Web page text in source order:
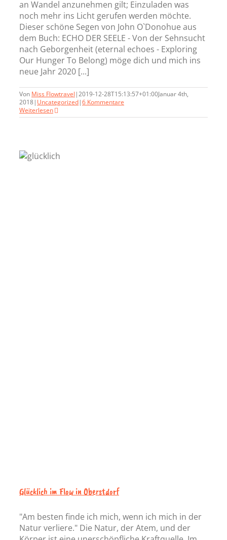
an Wandel anzunehmen gilt; Einzuladen was
noch mehr ins Licht gerufen werden möchte.
Dieser schöne Segen von John O`Donohue aus
dem Buch: ECHO DER SEELE - Von der Sehnsucht
nach Geborgenheit (eternal echoes - Exploring
Our Hunger To Belong) möge dich und mich ins
neue Jahr 2020 [...]
Von Miss Flowtravel |2019-12-28T15:13:57+01:00Januar 4th,
2018| Uncategorized|6 Kommentare
Weiterlesen
Glücklich im Flow in Oberstdorf
"Am besten finde ich mich, wenn ich mich in der
Natur verliere." Die Natur, der Atem, und der